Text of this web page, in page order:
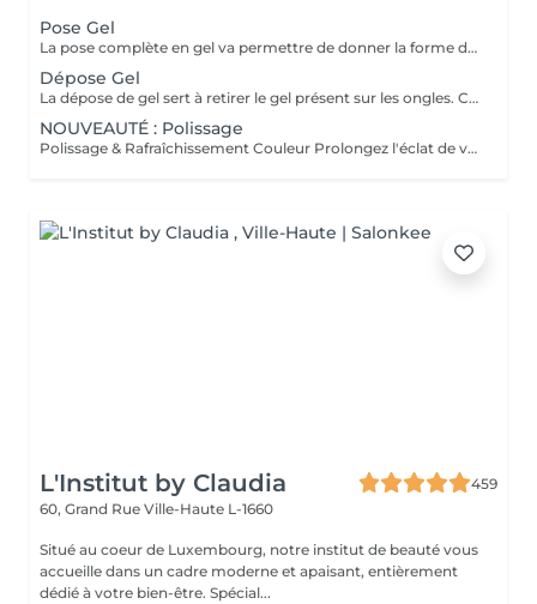
Pose Gel
La pose complète en gel va permettre de donner la forme désirée en rallongeant (ou pas) les ongles (préalablement préparés) soit par la technique du chablon (rallongement au gel) soit par les capsules. Ensuite vient la pose du gel qui sera façonné et enfin la pose de la couleur ou de la French.
Dépose Gel
La dépose de gel sert à retirer le gel présent sur les ongles. Cette prestation comprend uniquement le ponçage du gel et le raccourcissement des ongles.
NOUVEAUTÉ : Polissage
Polissage & Rafraîchissement Couleur Prolongez l'éclat de votre pose en toute simplicité. Après une pose complète ou un remplissage, profitez de ce service rapide qui permet de rafraîchir vos ongles sans recommencer une prestation complète. Nous préparons délicatement la surface existante, lissons la repousse et appliquons la couleur de votre choix pour un effet propre et soigné. Idéal entre deux remplissages, ce rendez-vous express vous offre des ongles impeccables et la liberté de changer de teinte selon vos envies.
L'Institut by Claudia
459
60, Grand Rue Ville-Haute L-1660
Situé au coeur de Luxembourg, notre institut de beauté vous
accueille dans un cadre moderne et apaisant, entièrement
dédié à votre bien-être. Spécial...